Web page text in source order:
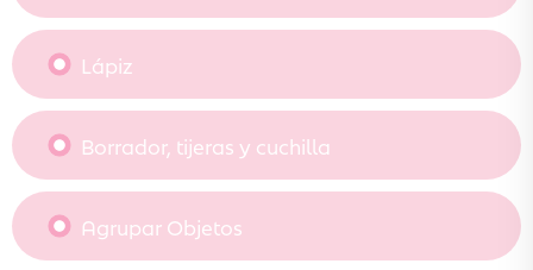
Lápiz
Borrador, tijeras y cuchilla
Agrupar Objetos